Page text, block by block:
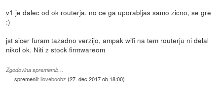
v1 je dalec od ok routerja. no ce ga uporabljas samo zicno, se gre
:)
jst sicer furam tazadno verzijo, ampak wifi na tem routerju ni delal
nikol ok. Niti z stock firmwareom
Zgodovina sprememb…
spremenil:iloveboobz (27. dec 2017 ob 18:00)